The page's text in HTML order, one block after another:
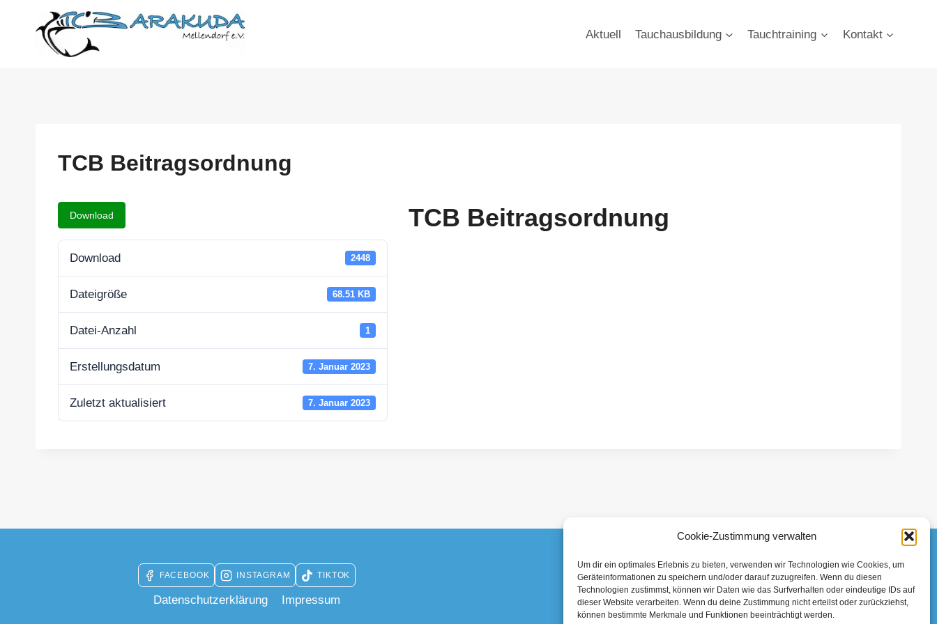
Cookie-Zustimmung verwalten
Um dir ein optimales Erlebnis zu bieten, verwenden wir Technologien wie Cookies, um
Geräteinformationen zu speichern und/oder darauf zuzugreifen. Wenn du diesen
Technologien zustimmst, können wir Daten wie das Surfverhalten oder eindeutige IDs auf
dieser Website verarbeiten. Wenn du deine Zustimmung nicht erteilst oder zurückziehst,
können bestimmte Merkmale und Funktionen beeinträchtigt werden.
Aktuell Tauchausbildung Tauchtraining Kontakt
TCB Beitragsordnung
Download
Download 2448
Dateigröße 68.51 KB
Datei-Anzahl 1
Erstellungsdatum 7. Januar 2023
Zuletzt aktualisiert 7. Januar 2023
TCB Beitragsordnung
FACEBOOK INSTAGRAM TIKTOK
Datenschutzerklärung
Impressum